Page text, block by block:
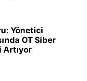
Yönetici
OT Siber
Artıyor